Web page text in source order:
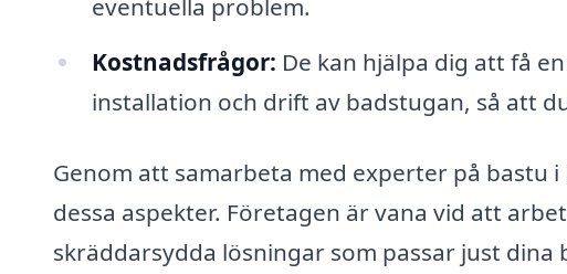
eventuella problem.
Kostnadsfrågor: De kan hjälpa dig att få
installation och drift av badstugan, så att
Genom att samarbeta med experter på bastu
dessa aspekter. Företagen är vana vid att
skräddarsydda lösningar som passar just